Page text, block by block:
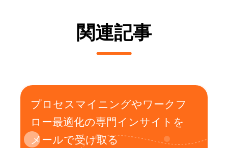
関連記事
プロセスマイニングやワークフ
ロー最適化の専門インサイトを
メールで受け取る